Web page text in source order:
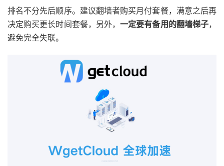
排名不分先后顺序。建议翻墙者购买月付套餐，满意之后再
决定购买更长时间套餐，另外，一定要有备用的翻墙梯子，
避免完全失联。